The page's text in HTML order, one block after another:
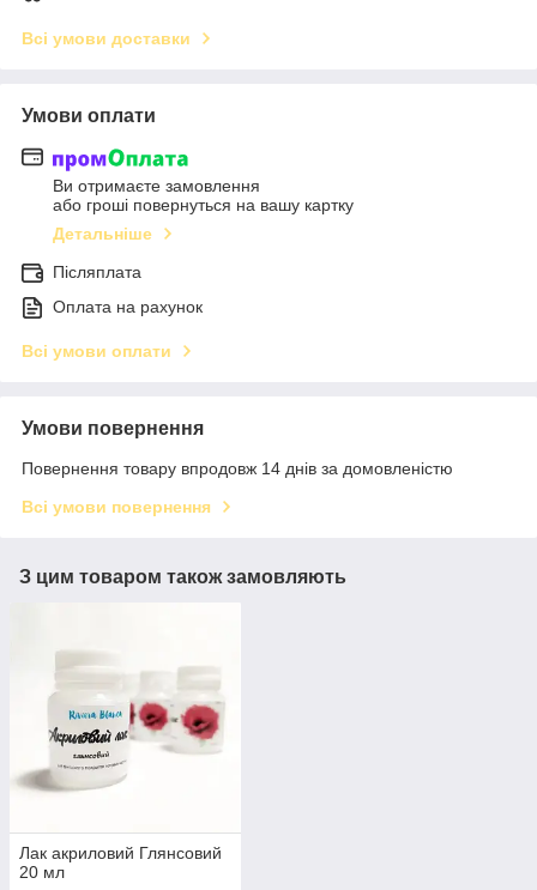
Всі умови доставки
Умови оплати
Ви отримаєте замовлення
або гроші повернуться на вашу картку
Детальніше
Післяплата
Оплата на рахунок
Всі умови оплати
Умови повернення
Повернення товару впродовж 14 днів за домовленістю
Всі умови повернення
З цим товаром також замовляють
Лак акриловий Глянсовий
20 мл